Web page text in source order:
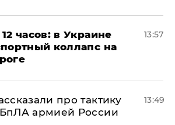
часов: в Украине
коллапс на
13:57
про тактику
армией России
13:49